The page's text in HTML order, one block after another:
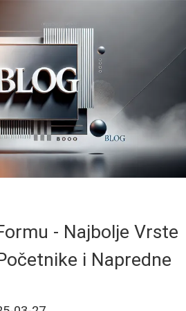
- Najbolje Vrste
i Napredne